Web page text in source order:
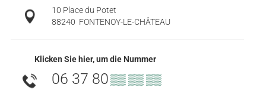
10 Place du Potet
88240 FONTENOY-LE-CHÂTEAU
Klicken Sie hier, um die Nummer
06 37 80▒▒ ▒▒ ▒▒